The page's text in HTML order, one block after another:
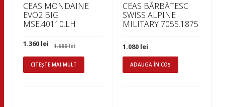
CEAS MONDAINE
EVO2 BIG
MSE.40110.LH
1.680leiPrețul
inițial
a
fost:
1.680 lei.
1.360 lei Prețul
curent
este:
1.360 lei.
CITEȘTE MAI MULT
CEAS BĂRBĂTESC
SWISS ALPINE
MILITARY 7055.1875
1.080 lei
ADAUGĂ ÎN COȘ